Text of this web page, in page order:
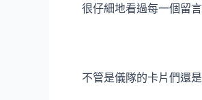
很仔細地看過每一個留
不管是儀隊的卡片們還